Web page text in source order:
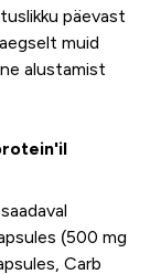
päevast
muid
alustamist
(500 mg
Carb